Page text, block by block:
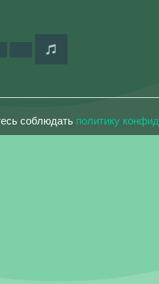
соблюдать политику